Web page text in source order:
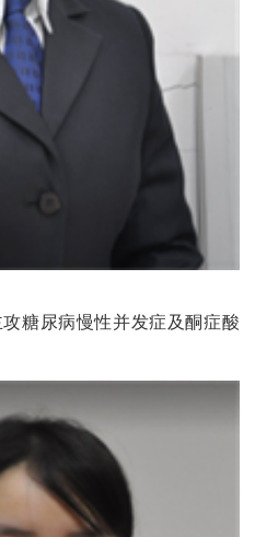
糖尿病慢性并发症及酮症酸